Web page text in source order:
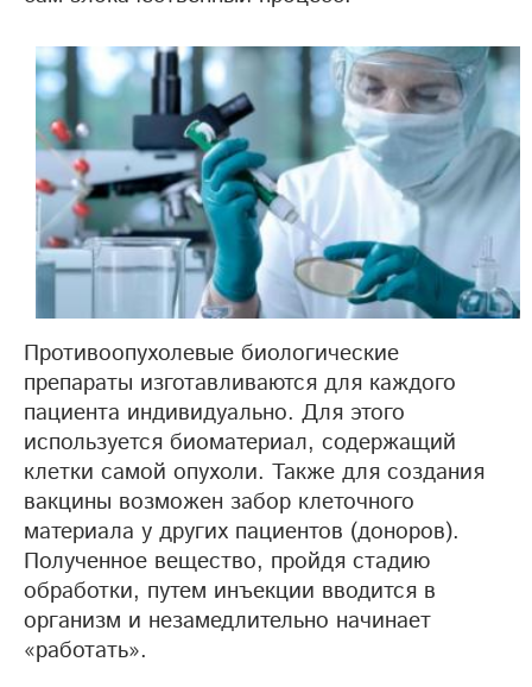
Противоопухолевые биологические
препараты изготавливаются для каждого
пациента индивидуально. Для этого
используется биоматериал, содержащий
клетки самой опухоли. Также для создания
вакцины возможен забор клеточного
материала у других пациентов (доноров).
Полученное вещество, пройдя стадию
обработки, путем инъекции вводится в
организм и незамедлительно начинает
«работать».